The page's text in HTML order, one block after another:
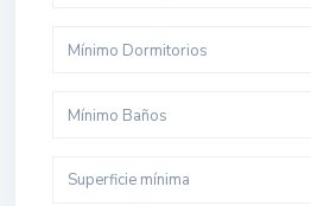
Mínimo Dormitorios
Mínimo Baños